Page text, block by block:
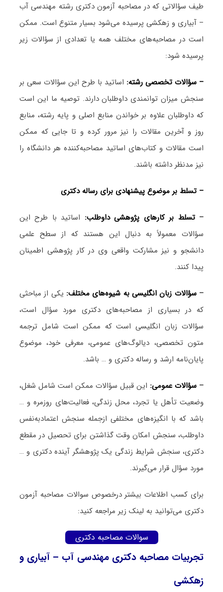
طیف سؤالاتی که در مصاحبه آزمون دکتری رشته مهندسی آب
– آبیاری و زهکشی پرسیده می‌شود بسیار متنوع است. ممکن
است در مصاحبه‌های مختلف همه یا تعدادی از سؤالات زیر
پرسیده شود:
– سؤالات تخصصی رشته: اساتید با طرح این سؤالات سعی بر
سنجش میزان توانمندی داوطلبان دارند. توصیه ما این است
که داوطلبان علاوه بر خواندن منابع اصلی و پایه رشته، منابع
روز و آخرین مقالات را نیز مرور کرده و تا جایی که ممکن
است مقالات و کتاب‌های اساتید مصاحبه‌کننده هر دانشگاه را
نیز مدنظر داشته باشند.
– تسلط بر موضوع پیشنهادی برای رساله دکتری
–تسلط بر کارهای پژوهشی داوطلب: اساتید با طرح این
سؤالات معمولاً به دنبال این هستند که از سطح علمی
دانشجو و نیز مشارکت واقعی وی در کار پژوهشی اطمینان
پیدا کنند.
– سؤالات زبان انگلیسی به شیوه‌های مختلف: یکی از مباحثی
که در بسیاری از مصاحبه‌های دکتری مورد سؤال است،
سؤالات زبان انگلیسی است که ممکن است شامل ترجمه
متون تخصصی، دیالوگ‌های عمومی، معرفی خود، موضوع
پایان‌نامه ارشد و رساله دکتری و … باشد.
– سؤالات عمومی: این قبیل سؤالات ممکن است شامل شغل،
وضعیت تأهل یا تجرد، محل زندگی، فعالیت‌های روزمره و …
باشد که با انگیزه‌های مختلفی ازجمله سنجش اعتمادبه‌نفس
داوطلب، سنجش امکان وقت گذاشتن برای تحصیل در مقطع
دکتری، سنجش شرایط زندگی یک پژوهشگر آینده دکتری و …
مورد سؤال قرار می‌گیرند.
برای کسب اطلاعات بیشتر درخصوص سوالات مصاحبه آزمون
دکتری می‌توانید به لینک زیر مراجعه کنید:
سوالات مصاحبه دکتری
تجربیات مصاحبه دکتری مهندسی آب – آبیاری و
زهکشی